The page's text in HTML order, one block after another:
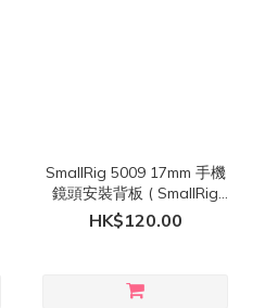
SmallRig 5009 17mm 手機
鏡頭安裝背板 ( SmallRig
iPhone 16 系列手機套籠 適
HK$120.00